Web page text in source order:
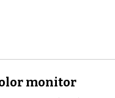
monitor